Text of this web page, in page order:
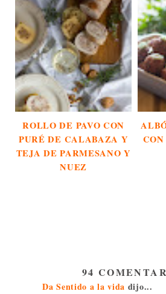
ROLLO DE PAVO CON
PURÉ DE CALABAZA Y
TEJA DE PARMESANO Y
NUEZ
94
Da Sentido a la vida dijo...